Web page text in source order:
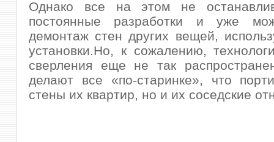
Однако все на этом не
постоянные разработки и уже
демонтаж стен других вещей,
установки.Но, к сожалению,
сверления еще не так
делают все «по-старинке», что
стены их квартир, но и их соседские